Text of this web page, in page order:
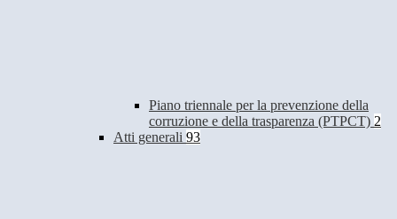
Piano triennale per la prevenzione della
corruzione e della trasparenza (PTPCT) 2
Atti generali 93